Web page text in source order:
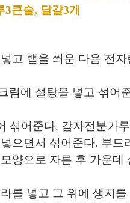
3큰술, 달걀3개
고 랩을 씌운 다음 전
림에 설탕을 넣고 섞어
섞어준다. 감자전분가
으면서 섞어준다. 부드
양으로 자른 후 가운데
를 넣고 그 위에 생지를